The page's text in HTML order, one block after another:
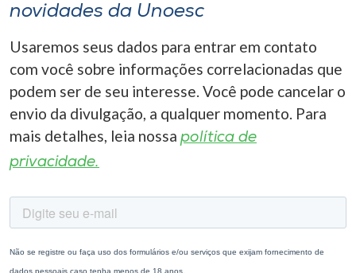
novidades da Unoesc
Usaremos seus dados para entrar em contato
com você sobre informações correlacionadas que
podem ser de seu interesse. Você pode cancelar o
envio da divulgação, a qualquer momento. Para
mais detalhes, leia nossa política de
privacidade.